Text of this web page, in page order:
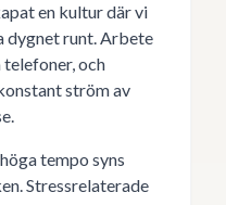
en kultur där vi
dygnet runt. Arbete
och
ström av
tempo syns
Stressrelaterade